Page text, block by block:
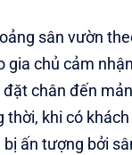
sân vườn
gia chủ cảm
chân đến
thời, khi có
ấn tượng bởi